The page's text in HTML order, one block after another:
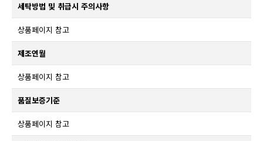
세탁방법 및 취급시 주의사항
상품페이지 참고
제조연월
상품페이지 참고
품질보증기준
상품페이지 참고